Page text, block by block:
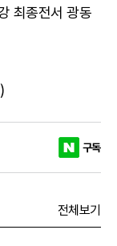
최종전서 광동
구독
전체보기